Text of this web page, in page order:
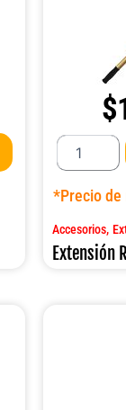
$
Extensión
Reach
240
CMS.
cantidad
*Precio de
Accesorios,
Extensión